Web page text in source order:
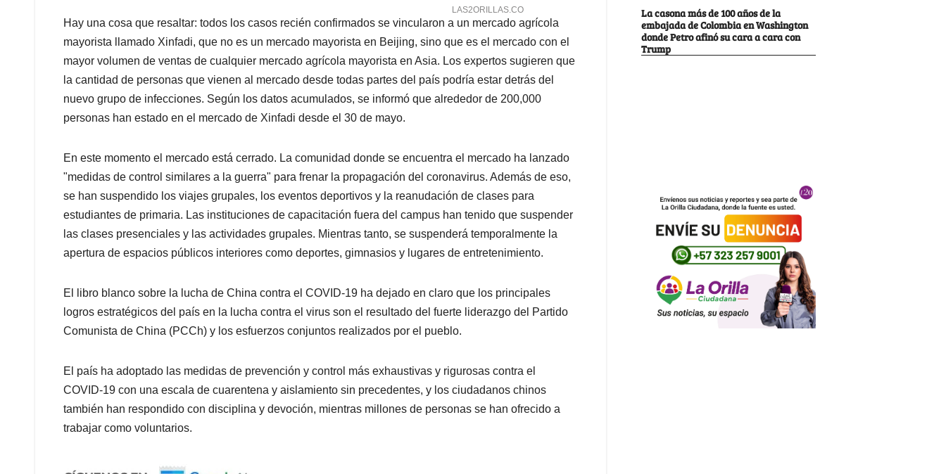
Hay una cosa que resaltar: todos los casos recién confirmados se vincularon a un mercado agrícola
mayorista llamado Xinfadi, que no es un mercado mayorista en Beijing, sino que es el mercado con el
mayor volumen de ventas de cualquier mercado agrícola mayorista en Asia. Los expertos sugieren que
la cantidad de personas que vienen al mercado desde todas partes del país podría estar detrás del
nuevo grupo de infecciones. Según los datos acumulados, se informó que alrededor de 200,000
personas han estado en el mercado de Xinfadi desde el 30 de mayo.
En este momento el mercado está cerrado. La comunidad donde se encuentra el mercado ha lanzado
"medidas de control similares a la guerra" para frenar la propagación del coronavirus. Además de eso,
se han suspendido los viajes grupales, los eventos deportivos y la reanudación de clases para
estudiantes de primaria. Las instituciones de capacitación fuera del campus han tenido que suspender
las clases presenciales y las actividades grupales. Mientras tanto, se suspenderá temporalmente la
apertura de espacios públicos interiores como deportes, gimnasios y lugares de entretenimiento.
El libro blanco sobre la lucha de China contra el COVID-19 ha dejado en claro que los principales
logros estratégicos del país en la lucha contra el virus son el resultado del fuerte liderazgo del Partido
Comunista de China (PCCh) y los esfuerzos conjuntos realizados por el pueblo.
El país ha adoptado las medidas de prevención y control más exhaustivas y rigurosas contra el
COVID-19 con una escala de cuarentena y aislamiento sin precedentes, y los ciudadanos chinos
también han respondido con disciplina y devoción, mientras millones de personas se han ofrecido a
trabajar como voluntarios.
La casona más de 100 años de la
embajada de Colombia en Washington
donde Petro afinó su cara a cara con
Trump